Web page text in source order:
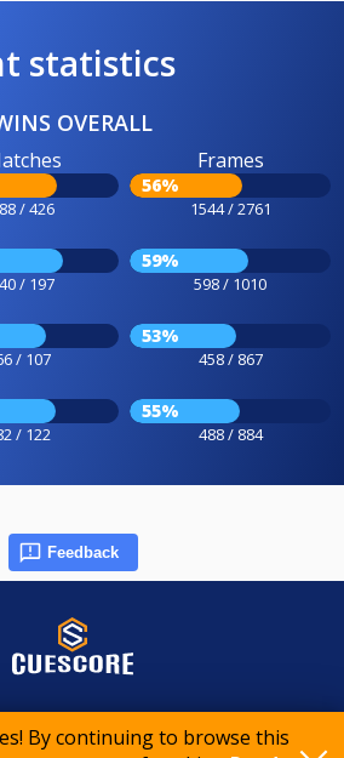
By continuing to browse this
statistics
OVERALL
/ 426
Frames
56%
1544 / 2761
/ 197
59%
598 / 1010
/ 107
53%
458 / 867
/ 122
55%
488 / 884
Feedback
CueScore International